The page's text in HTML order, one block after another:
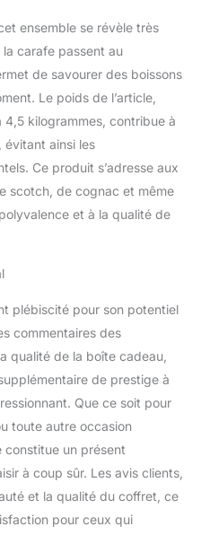
whisky, bourbon et
scotch dans le style
avec cette carafe de vin
à une pendaison de
crémaillère, mariage ou
retraite fonctions. 100
% sans plomb. SIP,
que votre boisson
préférée n’est pas
contenue par le plomb
respect approprié en le
versant dans un verre
profil de toute la saveur
des alcools. KANARS
whisky coffret est un
cadeau majestueux
quel style. Avec un
entretien facile main
laver ou de lave-
vaisselle, cet ensemble
ensemble se révèle très
carafe passent au
de savourer des boissons
Le poids de l’article,
kilogrammes, contribue à
évitant ainsi les
Ce produit s’adresse aux
scotch, de cognac et même
et à la qualité de
plébiscité pour son potentiel
commentaires des
qualité de la boîte cadeau,
de prestige à
Que ce soit pour
toute autre occasion
constitue un présent
à coup sûr. Les avis clients,
et la qualité du coffret, ce
pour ceux qui